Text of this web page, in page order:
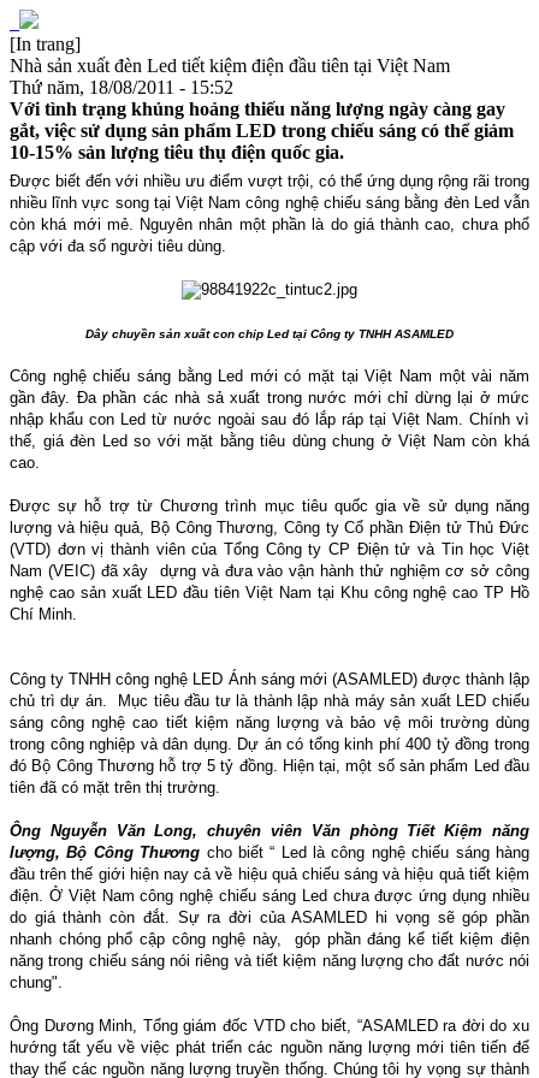
[In trang]
Nhà sản xuất đèn Led tiết kiệm điện đầu tiên tại Việt Nam
Thứ năm, 18/08/2011 - 15:52
Với tình trạng khủng hoảng thiếu năng lượng ngày càng gay
gắt, việc sử dụng sản phẩm LED trong chiếu sáng có thể giảm
10-15% sản lượng tiêu thụ điện quốc gia.
Được biết đến với nhiều ưu điểm vượt trội, có thể ứng dụng rộng rãi trong
nhiều lĩnh vực song tại Việt Nam công nghệ chiếu sáng bằng đèn Led vẫn
còn khá mới mẻ. Nguyên nhân một phần là do giá thành cao, chưa phổ
cập với đa số người tiêu dùng.
Dây chuyền sản xuất con chip Led tại Công ty TNHH ASAMLED
Công nghệ chiếu sáng bằng Led mới có mặt tại Việt Nam một vài năm
gần đây. Đa phần các nhà sả xuất trong nước mới chỉ dừng lại ở mức
nhập khẩu con Led từ nước ngoài sau đó lắp ráp tại Việt Nam. Chính vì
thế, giá đèn Led so với mặt bằng tiêu dùng chung ở Việt Nam còn khá
cao.
Được sự hỗ trợ từ Chương trình mục tiêu quốc gia về sử dụng năng
lượng và hiệu quả, Bộ Công Thương, Công ty Cổ phần Điện tử Thủ Đức
(VTD) đơn vị thành viên của Tổng Công ty CP Điện tử và Tin học Việt
Nam (VEIC) đã xây dựng và đưa vào vận hành thử nghiệm cơ sở công
nghệ cao sản xuất LED đầu tiên Việt Nam tại Khu công nghệ cao TP Hồ
Chí Minh.
Công ty TNHH công nghệ LED Ánh sáng mới (ASAMLED) được thành lập
chủ trì dự án. Mục tiêu đầu tư là thành lập nhà máy sản xuất LED chiếu
sáng công nghệ cao tiết kiệm năng lượng và bảo vệ môi trường dùng
trong công nghiệp và dân dụng. Dự án có tổng kinh phí 400 tỷ đồng trong
đó Bộ Công Thương hỗ trợ 5 tỷ đồng. Hiện tại, một số sản phẩm Led đầu
tiên đã có mặt trên thị trường.
Ông Nguyễn Văn Long, chuyên viên Văn phòng Tiết Kiệm năng
lượng, Bộ Công Thương cho biết “ Led là công nghệ chiếu sáng hàng
đầu trên thế giới hiện nay cả về hiệu quả chiếu sáng và hiệu quả tiết kiệm
điện. Ở Việt Nam công nghệ chiếu sáng Led chưa được ứng dụng nhiều
do giá thành còn đắt. Sự ra đời của ASAMLED hi vọng sẽ góp phần
nhanh chóng phổ cập công nghệ này, góp phần đáng kể tiết kiệm điện
năng trong chiếu sáng nói riêng và tiết kiệm năng lượng cho đất nước nói
chung".
Ông Dương Minh, Tổng giám đốc VTD cho biết, “ASAMLED ra đời do xu
hướng tất yếu về việc phát triển các nguồn năng lượng mới tiên tiến để
thay thế các nguồn năng lượng truyền thống. Chúng tôi hy vọng sự thành